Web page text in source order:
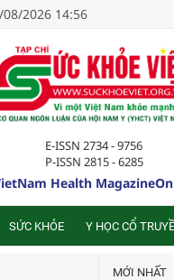
2026 14:56
E-ISSN 2734 - 9756
P-ISSN 2815 - 6285
Health
SỨC KHỎE Y HỌC CỔ
MỚI NHẤT